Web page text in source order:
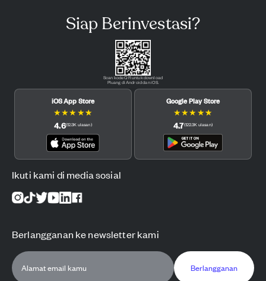
Siap Berinvestasi?
Scan kode QR untuk download
Pluang di Android dan iOS.
iOS App Store
★★★ ★★
4.6(12.3K ulasan)
Google Play Store
★★★ ★★
4.7(122.3K ulasan)
Ikuti kami di media sosial
Berlangganan ke newsletter kami
Berlangganan